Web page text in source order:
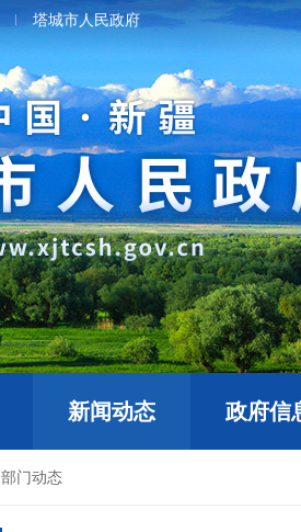
塔城市人民政府
新闻动态 政府信
部门动态